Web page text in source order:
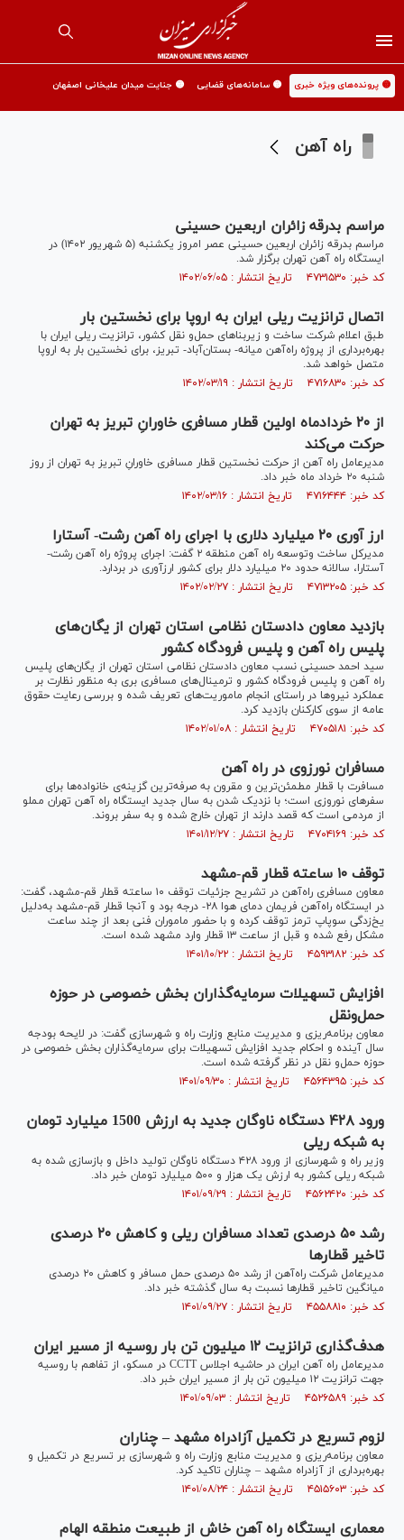
🟡 پرونده‌های ویژه خبری 🟡 سامانه‌های قضایی 🟡 جنایت میدان علیخانی اصفهان
راه آهن
مراسم بدرقه زائران اربعین حسینی
مراسم بدرقه زائران اربعین حسینی عصر امروز یکشنبه (۵ شهریور ۱۴۰۲) در
ایستگاه راه آهن تهران برگزار شد.
کد خبر: ۴۷۳۱۵۳۰ تاریخ انتشار : ۱۴۰۲/۰۶/۰۵
اتصال ترانزیت ریلی ایران به اروپا برای نخستین بار
طبق اعلام شرکت ساخت و زیربناهای حمل‌و نقل کشور، ترانزیت ریلی ایران با
بهره‌برداری از پروژه راه‌آهن میانه- بستان‌آباد- تبریز، برای نخستین بار به اروپا
متصل خواهد شد.
کد خبر: ۴۷۱۶۸۳۰ تاریخ انتشار : ۱۴۰۲/۰۳/۱۹
از ۲۰ خردادماه اولین قطار مسافری خاورانِ تبریز به تهران
حرکت می‌کند
مدیرعامل راه آهن از حرکت نخستین قطار مسافری خاورانِ تبریز به تهران از روز
شنبه ۲۰ خرداد ماه خبر داد.
کد خبر: ۴۷۱۶۴۴۴ تاریخ انتشار : ۱۴۰۲/۰۳/۱۶
ارز آوری ۲۰ میلیارد دلاری با اجرای راه آهن رشت- آستارا
مدیرکل ساخت وتوسعه راه آهن منطقه ۲ گفت: اجرای پروژه راه آهن رشت-
آستارا، سالانه حدود ۲۰ میلیارد دلار برای کشور ارزآوری در بردارد.
کد خبر: ۴۷۱۳۲۰۵ تاریخ انتشار : ۱۴۰۲/۰۲/۲۷
بازدید معاون دادستان نظامی استان تهران از یگان‌های
پلیس راه آهن و پلیس فرودگاه کشور
سید احمد حسینی نسب معاون دادستان نظامی استان تهران از یگان‌های پلیس
راه آهن و پلیس فرودگاه کشور و ترمینال‌های مسافری بری به منظور نظارت بر
عملکرد نیروها در راستای انجام ماموریت‌های تعریف شده و بررسی رعایت حقوق
عامه از سوی کارکنان بازدید کرد.
کد خبر: ۴۷۰۵۱۸۱ تاریخ انتشار : ۱۴۰۲/۰۱/۰۸
مسافران نورزوی در راه آهن
مسافرت با قطار مطمئن‌ترین و مقرون به صرفه‌ترین گزینه‌ی خانواده‌ها برای
سفر‌های نوروزی است؛ با نزدیک شدن به سال جدید ایستگاه راه آهن تهران مملو
از مردمی است که قصد دارند از تهران خارج شده و به سفر بروند.
کد خبر: ۴۷۰۴۱۶۹ تاریخ انتشار : ۱۴۰۱/۱۲/۲۷
توقف ۱۰ ساعته قطار قم-مشهد
معاون مسافری راه‌آهن در تشریح جزئیات توقف ۱۰ ساعته قطار قم-مشهد، گفت:
در ایستگاه راه‌آهن فریمان دمای هوا ۲۸- درجه بود و آنجا قطار قم-مشهد به‌دلیل
یخ‌زدگی سوپاپ ترمز توقف کرده و با حضور ماموران فنی بعد از چند ساعت
مشکل رفع شده و قبل از ساعت ۱۳ قطار وارد مشهد شده است.
کد خبر: ۴۵۹۳۱۸۲ تاریخ انتشار : ۱۴۰۱/۱۰/۲۲
افزایش تسهیلات سرمایه‌گذاران بخش خصوصی در حوزه
حمل‌ونقل
معاون برنامه‌ریزی و مدیریت منابع وزارت راه و شهرسازی گفت: در لایحه بودجه
سال آینده و احکام جدید افزایش تسهیلات برای سرمایه‌گذاران بخش خصوصی در
حوزه حمل‌و نقل در نظر گرفته شده است.
کد خبر: ۴۵۶۴۳۹۵ تاریخ انتشار : ۱۴۰۱/۰۹/۳۰
ورود ۴۲۸ دستگاه ناوگان جدید به ارزش 1500 میلیارد تومان
به شبکه ریلی
وزیر راه و شهرسازی از ورود ۴۲۸ دستگاه ناوگان تولید داخل و بازسازی شده به
شبکه ریلی کشور به ارزش یک هزار و ۵۰۰ میلیارد تومان خبر داد.
کد خبر: ۴۵۶۲۴۲۰ تاریخ انتشار : ۱۴۰۱/۰۹/۲۹
رشد ۵۰ درصدی تعداد مسافران ریلی و کاهش ۲۰ درصدی
تاخیر قطارها
مدیرعامل شرکت راه‌آهن از رشد ۵۰ درصدی حمل مسافر و کاهش ۲۰ درصدی
میانگین تاخیر قطارها نسبت به سال گذشته خبر داد.
کد خبر: ۴۵۵۸۸۱۰ تاریخ انتشار : ۱۴۰۱/۰۹/۲۷
هدف‌گذاری ترانزیت ۱۲ میلیون تن بار روسیه از مسیر ایران
مدیرعامل راه آهن ایران در حاشیه اجلاس CCTT در مسکو، از تفاهم با روسیه
جهت ترانزیت ۱۲ میلیون تن بار از مسیر ایران خبر داد.
کد خبر: ۴۵۲۶۵۸۹ تاریخ انتشار : ۱۴۰۱/۰۹/۰۳
لزوم تسریع در تکمیل آزادراه مشهد – چناران
معاون برنامه‌ریزی و مدیریت منابع وزارت راه و شهرسازی بر تسریع در تکمیل و
بهره‌برداری از آزادراه مشهد – چناران تاکید کرد.
کد خبر: ۴۵۱۵۶۰۳ تاریخ انتشار : ۱۴۰۱/۰۸/۲۴
معماری ایستگاه راه آهن خاش از طبیعت منطقه الهام